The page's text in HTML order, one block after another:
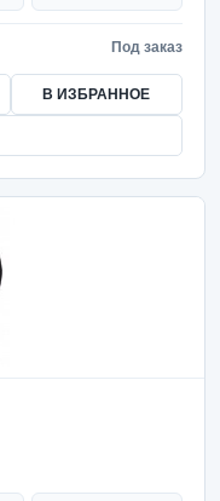
Под заказ
В ИЗБРАННОЕ